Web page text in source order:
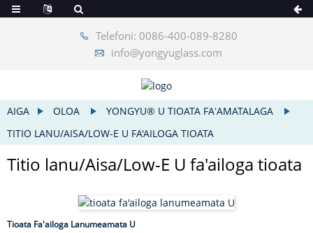
Telefoni: 0086-400-089-8280
info@yongyuglass.com
AIGA OLOA
YONGYU® U TIOATA FAʻAMATALAGA
TITIO LANU/AISA/LOW-E U FA'AILOGA TIOATA
Titio lanu/Aisa/Low-E U fa'ailoga tioata
Tioata Fa'ailoga Lanumeamata U